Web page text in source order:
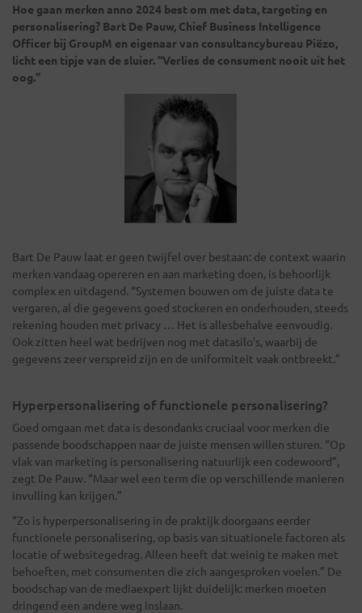
Hoe gaan merken anno 2024 best om met data, targeting en
personalisering? Bart De Pauw, Chief Business Intelligence
Officer bij GroupM en eigenaar van consultancybureau Piëzo,
licht een tipje van de sluier. “Verlies de consument nooit uit het
oog.”
Bart De Pauw laat er geen twijfel over bestaan: de context waarin
merken vandaag opereren en aan marketing doen, is behoorlijk
complex en uitdagend. “Systemen bouwen om de juiste data te
vergaren, al die gegevens goed stockeren en onderhouden, steeds
rekening houden met privacy … Het is allesbehalve eenvoudig.
Ook zitten heel wat bedrijven nog met datasilo’s, waarbij de
gegevens zeer verspreid zijn en de uniformiteit vaak ontbreekt.”
Hyperpersonalisering of functionele personalisering?
Goed omgaan met data is desondanks cruciaal voor merken die
passende boodschappen naar de juiste mensen willen sturen. “Op
vlak van marketing is personalisering natuurlijk een codewoord”,
zegt De Pauw. “Maar wel een term die op verschillende manieren
invulling kan krijgen.”
“Zo is hyperpersonalisering in de praktijk doorgaans eerder
functionele personalisering, op basis van situationele factoren als
locatie of websitegedrag. Alleen heeft dat weinig te maken met
behoeften, met consumenten die zich aangesproken voelen.” De
boodschap van de mediaexpert lijkt duidelijk: merken moeten
dringend een andere weg inslaan.